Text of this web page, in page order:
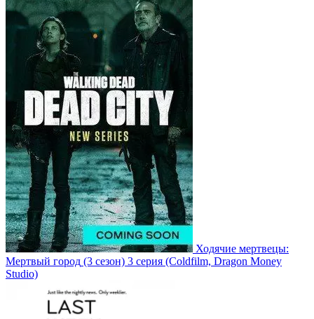
Ходячие мертвецы:
Мертвый город (3 сезон) 3 серия (Coldfilm, Dragon Money
Studio)